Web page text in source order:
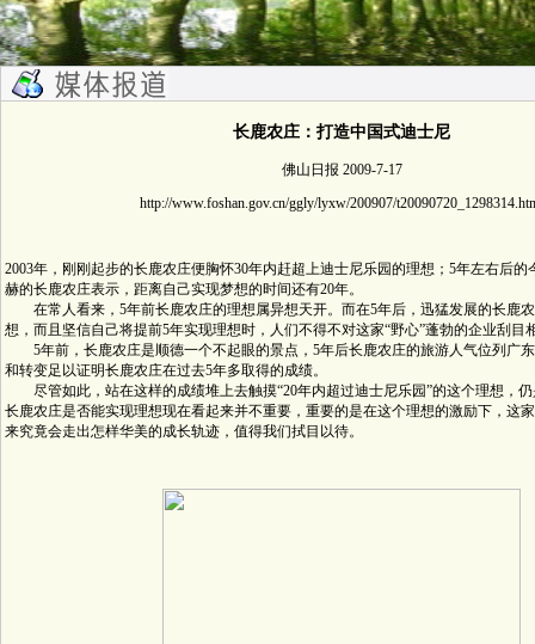
长鹿农庄：打造中国式迪士尼
佛山日报 2009-7-17
http://www.foshan.gov.cn/ggly/lyxw/200907/
2003年，刚刚起步的长鹿农庄便胸怀30年内赶超上迪士尼乐园的理想；5年左右后的
赫的长鹿农庄表示，距离自己实现梦想的时间还有20年。
在常人看来，5年前长鹿农庄的理想属异想天开。而在5年后，迅猛发展的长鹿
想，而且坚信自己将提前5年实现理想时，人们不得不对这家“野心”蓬勃的企业刮目
5年前，长鹿农庄是顺德一个不起眼的景点，5年后长鹿农庄的旅游人气位列广
和转变足以证明长鹿农庄在过去5年多取得的成绩。
尽管如此，站在这样的成绩堆上去触摸“20年内超过迪士尼乐园”的这个理想，
长鹿农庄是否能实现理想现在看起来并不重要，重要的是在这个理想的激励下，这
来究竟会走出怎样华美的成长轨迹，值得我们拭目以待。